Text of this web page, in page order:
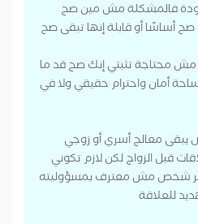
فالمشكلة مش مين صح
أساسًا أو قابلة إنها تبقى صح
محتاجة تثبتي إنك صح قد ما
أمان واحترام حقيقي ولا في
معالج أسري أو زوجي
قبل الزواج لكن لازم تكوني
شخص مش معترف بمسؤوليته
للعلاقة